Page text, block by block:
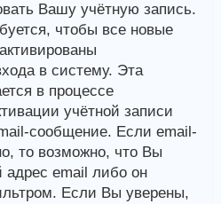
Вашу учётную запись.
чтобы все новые
в систему. Эта
в процессе
учётной записи
сообщение. Если email-
то возможно, что Вы
адрес email либо он
Если Вы уверены,